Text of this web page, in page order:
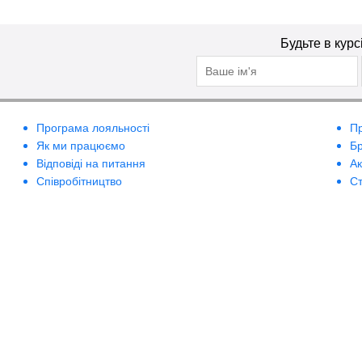
Будьте в
Програма лояльності
Як ми працюємо
Відповіді на питання
Співробітництво